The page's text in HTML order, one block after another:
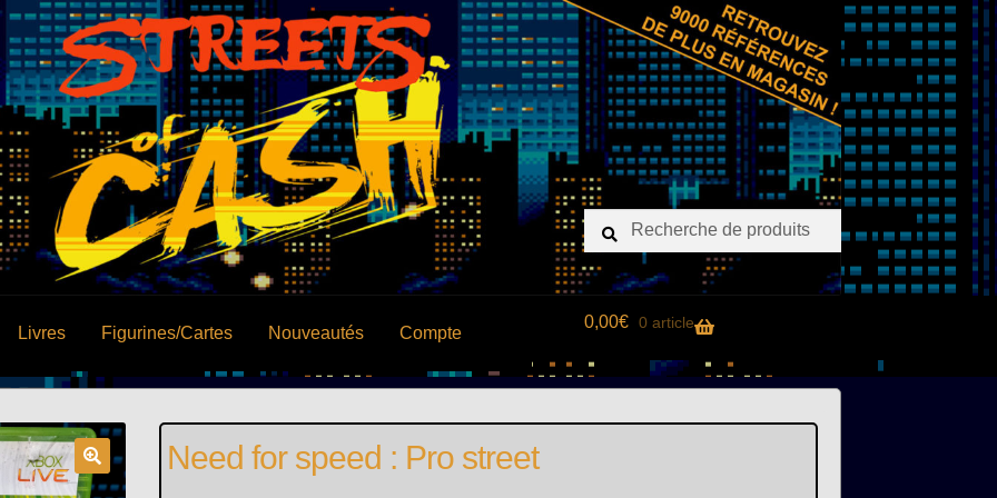
Recherche
pour :
Recherche
Livres Figurines/Cartes Nouveautés Compte
0,00€ 0 article
Need for speed : Pro street